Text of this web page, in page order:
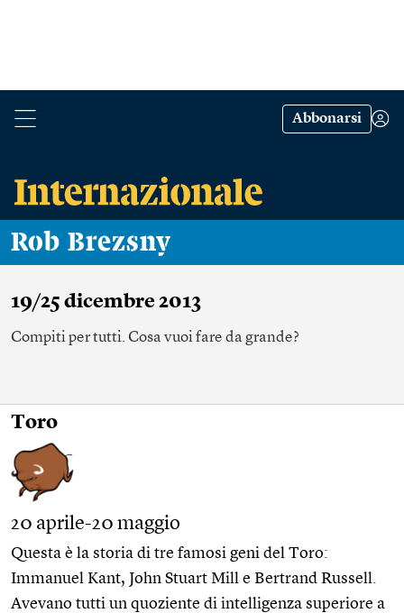
Abbonarsi
Rob Brezsny
19/25 dicembre 2013
Compiti per tutti. Cosa vuoi fare da grande?
Toro
20 aprile-20 maggio
Questa è la storia di tre famosi geni del Toro:
Immanuel Kant, John Stuart Mill e Bertrand Russell.
Avevano tutti un quoziente di intelligenza superiore a